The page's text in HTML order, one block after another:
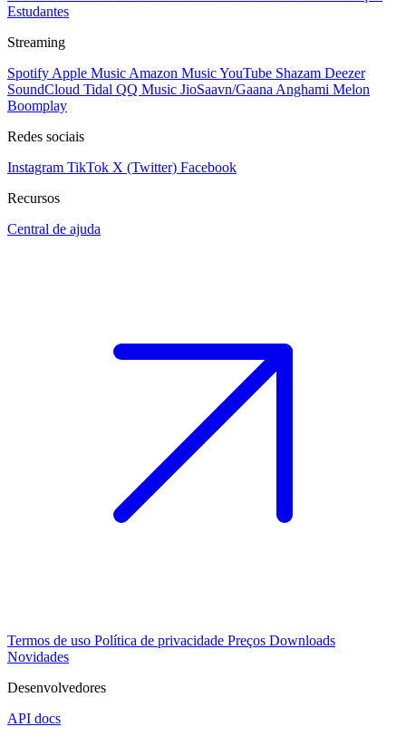
Estudantes
Streaming
Spotify Apple Music Amazon MusicYouTube Shazam Deezer
SoundCloud Tidal QQ Music JioSaavn/Gaana Anghami Melon
Boomplay
Redes sociais
Instagram TikTok X (Twitter) Facebook
Recursos
Central de ajuda
Termos de uso Política de privacidade Preços Downloads
Novidades
Desenvolvedores
API docs